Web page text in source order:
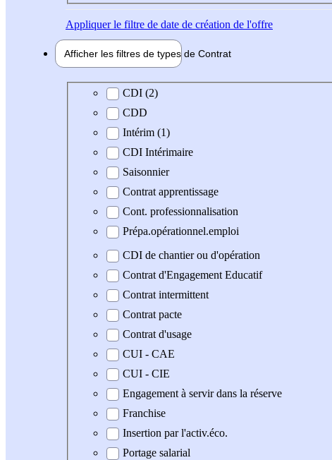
Appliquerle filtre de date de création de l'offre
Afficher les filtres de types de Contrat
Type de contrat
CDI (2)
CDD
Intérim (1)
CDI Intérimaire
Saisonnier
Contrat apprentissage
Cont. professionnalisation
Prépa.opérationnel.emploi
CDI de chantier ou d'opération
Contrat d'Engagement Educatif
Contrat intermittent
Contrat pacte
Contrat d'usage
CUI - CAE
CUI - CIE
Engagement à servir dans la réserve
Franchise
Insertion par l'activ.éco.
Portage salarial